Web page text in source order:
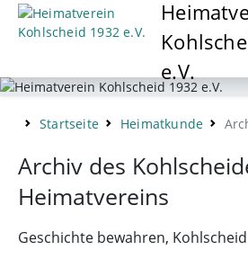
e.V.
Startseite Heimatkunde
Archiv des
Heimatvereins
Geschichte bewahren,